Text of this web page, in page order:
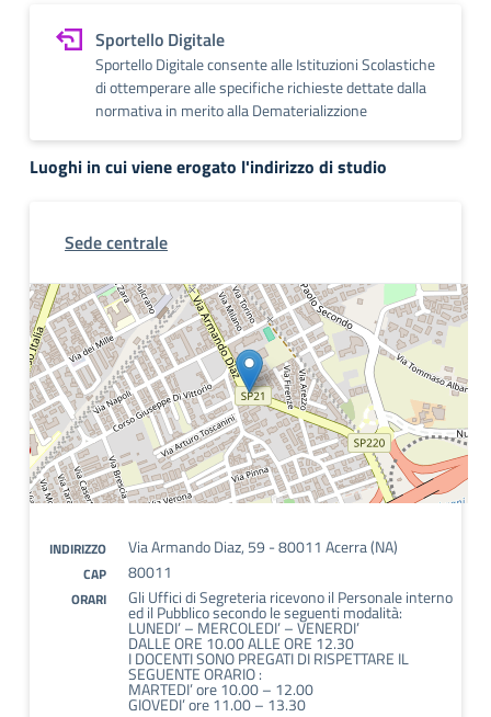
Sportello Digitale
Sportello Digitale consente alle Istituzioni Scolastiche
di ottemperare alle specifiche richieste dettate dalla
normativa in merito alla Dematerializzione
Luoghi in cui viene erogato l'indirizzo di studio
Sede centrale
INDIRIZZO Via Armando Diaz, 59 - 80011 Acerra (NA)
CAP 80011
ORARI Gli Uffici di Segreteria ricevono il Personale interno
ed il Pubblico secondo le seguenti modalità:
LUNEDI’ – MERCOLEDI’ – VENERDI’
DALLE ORE 10.00 ALLE ORE 12.30
I DOCENTI SONO PREGATI DI RISPETTARE IL
SEGUENTE ORARIO :
MARTEDI’ ore 10.00 – 12.00
GIOVEDI’ ore 11.00 – 13.30